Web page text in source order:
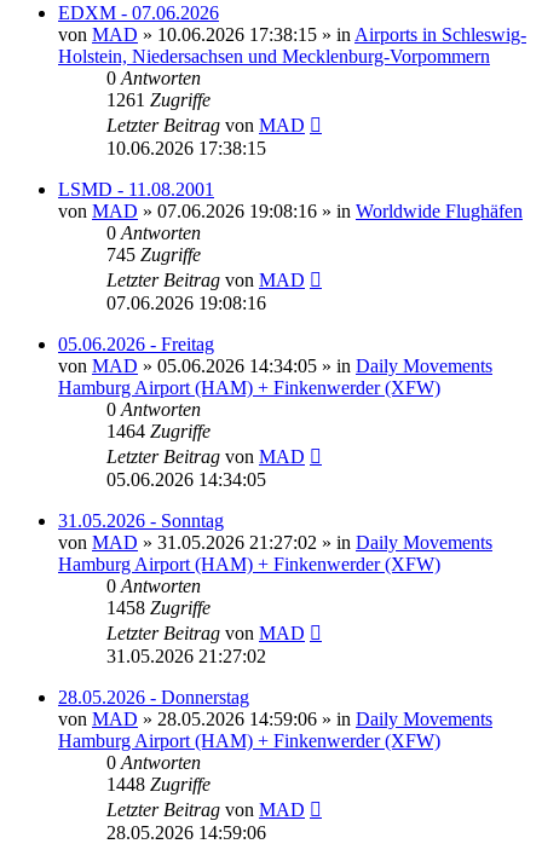
EDXM - 07.06.2026
von MAD » 10.06.2026 17:38:15 » in Airports in Schleswig-
Holstein, Niedersachsen und Mecklenburg-Vorpommern
0 Antworten
1261 Zugriffe
Letzter Beitrag von MAD
10.06.2026 17:38:15
LSMD - 11.08.2001
von MAD » 07.06.2026 19:08:16 » in Worldwide Flughäfen
0 Antworten
745 Zugriffe
Letzter Beitrag von MAD
07.06.2026 19:08:16
05.06.2026 - Freitag
von MAD » 05.06.2026 14:34:05 » in Daily Movements
Hamburg Airport (HAM) + Finkenwerder (XFW)
0 Antworten
1464 Zugriffe
Letzter Beitrag von MAD
05.06.2026 14:34:05
31.05.2026 - Sonntag
von MAD » 31.05.2026 21:27:02 » in Daily Movements
Hamburg Airport (HAM) + Finkenwerder (XFW)
0 Antworten
1458 Zugriffe
Letzter Beitrag von MAD
31.05.2026 21:27:02
28.05.2026 - Donnerstag
von MAD » 28.05.2026 14:59:06 » in Daily Movements
Hamburg Airport (HAM) + Finkenwerder (XFW)
0 Antworten
1448 Zugriffe
Letzter Beitrag von MAD
28.05.2026 14:59:06